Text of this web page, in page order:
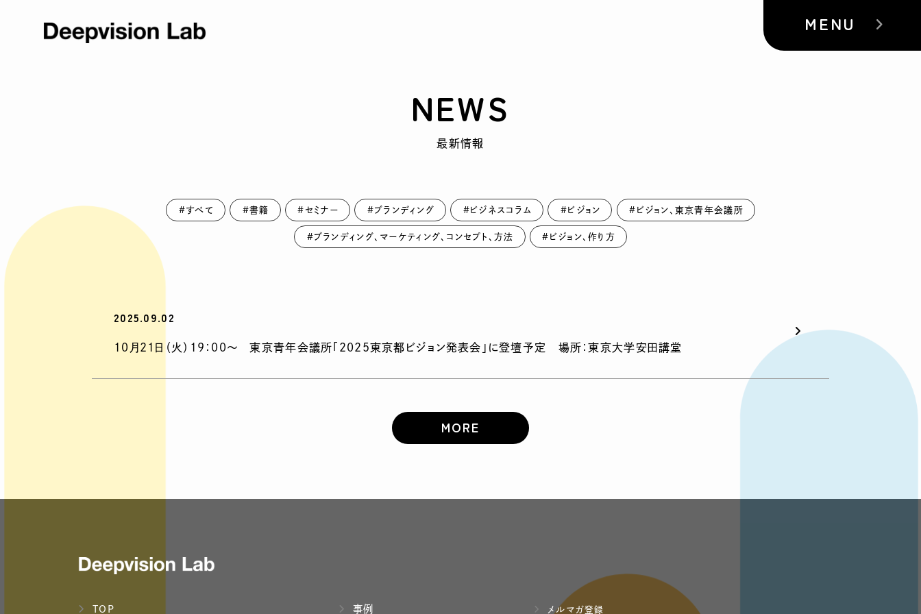
MENU
NEWS
最新情報
#すべて #書籍 #セミナー #ブランディング #ビジネスコラム #ビジョン #ビジョン、東京青年会議所
#ブランディング、マーケティング、コンセプト、方法 #ビジョン、作り方
2025.09.02
10月21日（火）19：00～ 東京青年会議所「2025東京都ビジョン発表会」に登壇予定 場所：東京大学安田講堂
MORE
TOP 事例 メルマガ登録